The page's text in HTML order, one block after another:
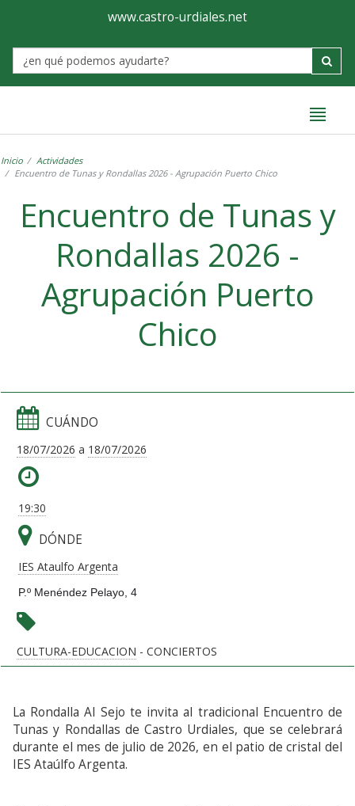
Ayuntamiento
de
Castro-
www.castro-urdiales.net
Label
Inicio
Actividades
Encuentro de Tunas y Rondallas 2026 - Agrupación Puerto Chico
Encuentro de Tunas y
Rondallas 2026 -
Agrupación Puerto
Chico
CUÁNDO
18/07/2026 a 18/07/2026
19:30
DÓNDE
IES Ataulfo Argenta
P.º Menéndez Pelayo, 4
CULTURA-EDUCACION - CONCIERTOS
La Rondalla Al Sejo te invita al tradicional Encuentro de
Tunas y Rondallas de Castro Urdiales, que se celebrará
durante el mes de julio de 2026, en el patio de cristal del
IES Ataúlfo Argenta.